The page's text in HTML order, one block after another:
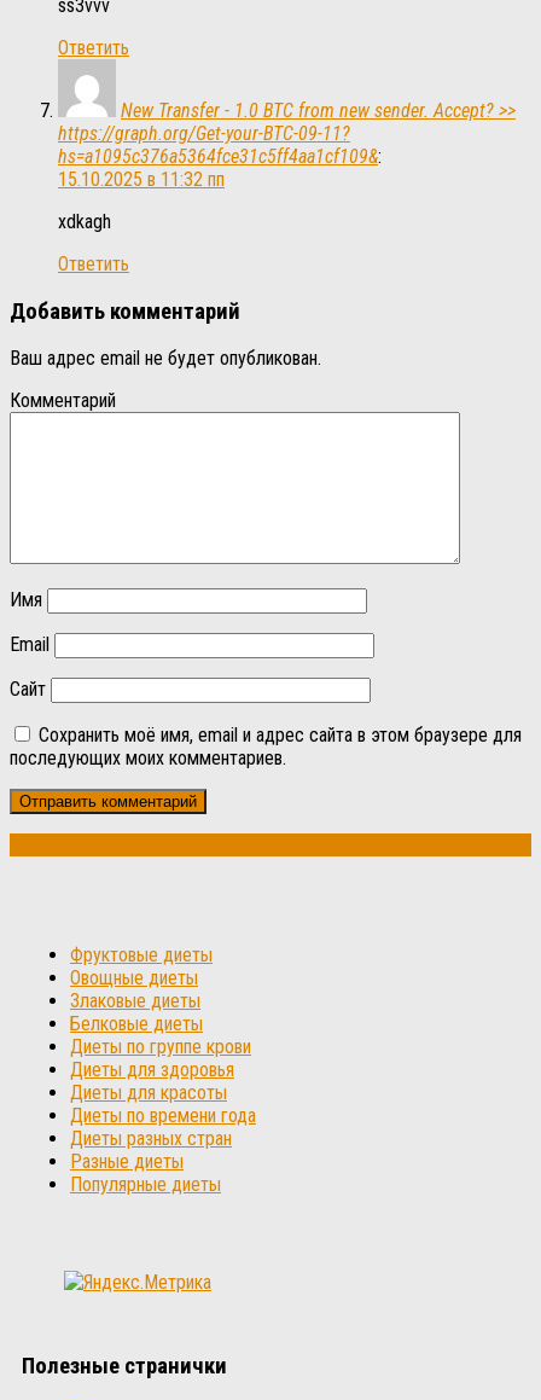
ss3vvv
Ответить
New Transfer - 1.0 BTC from new sender. Accept? >>
https://graph.org/Get-your-BTC-09-11?
hs=a1095c376a5364fce31c5ff4aa1cf109&:
15.10.2025 в 11:32 пп
xdkagh
Ответить
Добавить комментарий
Ваш адрес email не будет опубликован.
Комментарий
Имя
Email
Сайт
Сохранить моё имя, email и адрес сайта в этом браузере для
последующих моих комментариев.
Фруктовые диеты
Овощные диеты
Злаковые диеты
Белковые диеты
Диеты по группе крови
Диеты для здоровья
Диеты для красоты
Диеты по времени года
Диеты разных стран
Разные диеты
Популярные диеты
Полезные странички